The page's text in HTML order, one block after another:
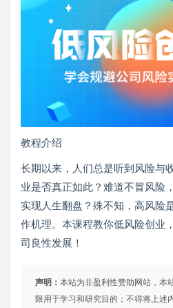
教程介绍
长期以来，人们总是听到风险与
业是否真正如此？难道不冒风险
实现人生翻盘？殊不知，高风险
作机理。本课程教你低风险创业
司良性发展！
声明： 本站为非盈利性赞助网站，本
限用于学习和研究目的；不得将上述